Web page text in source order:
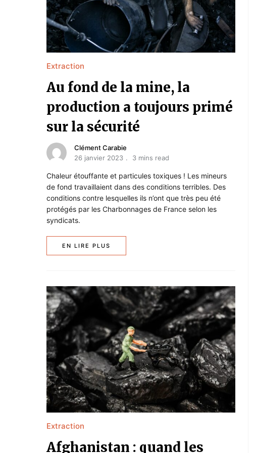
Extraction
Au fond de la mine, la
production a toujours primé
sur la sécurité
Clément Carabie
26 janvier 2023
3 mins read
Chaleur étouffante et particules toxiques ! Les mineurs
de fond travaillaient dans des conditions terribles. Des
conditions contre lesquelles ils n’ont que très peu été
protégés par les Charbonnages de France selon les
syndicats.
EN LIRE PLUS
Extraction
Afghanistan : quand les